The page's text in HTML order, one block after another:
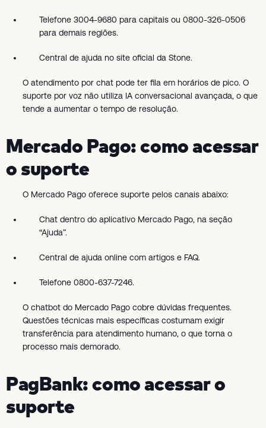
Telefone 3004-9680 para capitais ou 0800-326-0506
para demais regiões.
Central de ajuda no site oficial da Stone.
O atendimento por chat pode ter fila em horários de pico. O
suporte por voz não utiliza IA conversacional avançada, o que
tende a aumentar o tempo de resolução.
Mercado Pago: como acessar
o suporte
O Mercado Pago oferece suporte pelos canais abaixo:
Chat dentro do aplicativo Mercado Pago, na seção
“Ajuda”.
Central de ajuda online com artigos e FAQ.
Telefone 0800-637-7246.
O chatbot do Mercado Pago cobre dúvidas frequentes.
Questões técnicas mais específicas costumam exigir
transferência para atendimento humano, o que torna o
processo mais demorado.
PagBank: como acessar o
suporte